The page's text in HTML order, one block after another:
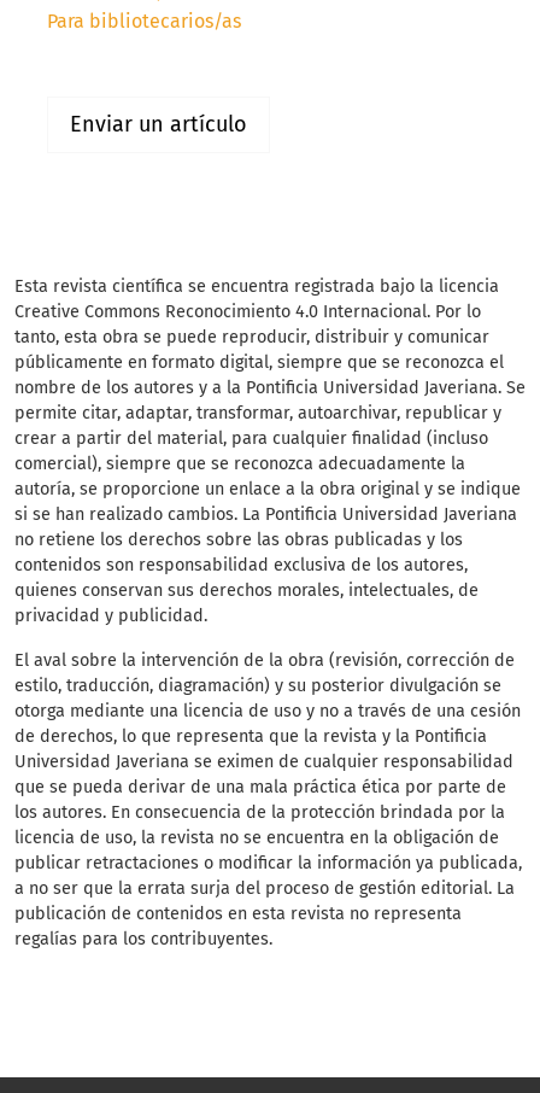
Para bibliotecarios/as
Enviar un artículo
Esta revista científica se encuentra registrada bajo la licencia
Creative Commons Reconocimiento 4.0 Internacional. Por lo
tanto, esta obra se puede reproducir, distribuir y comunicar
públicamente en formato digital, siempre que se reconozca el
nombre de los autores y a la Pontificia Universidad Javeriana. Se
permite citar, adaptar, transformar, autoarchivar, republicar y
crear a partir del material, para cualquier finalidad (incluso
comercial), siempre que se reconozca adecuadamente la
autoría, se proporcione un enlace a la obra original y se indique
si se han realizado cambios. La Pontificia Universidad Javeriana
no retiene los derechos sobre las obras publicadas y los
contenidos son responsabilidad exclusiva de los autores,
quienes conservan sus derechos morales, intelectuales, de
privacidad y publicidad.
El aval sobre la intervención de la obra (revisión, corrección de
estilo, traducción, diagramación) y su posterior divulgación se
otorga mediante una licencia de uso y no a través de una cesión
de derechos, lo que representa que la revista y la Pontificia
Universidad Javeriana se eximen de cualquier responsabilidad
que se pueda derivar de una mala práctica ética por parte de
los autores. En consecuencia de la protección brindada por la
licencia de uso, la revista no se encuentra en la obligación de
publicar retractaciones o modificar la información ya publicada,
a no ser que la errata surja del proceso de gestión editorial. La
publicación de contenidos en esta revista no representa
regalías para los contribuyentes.